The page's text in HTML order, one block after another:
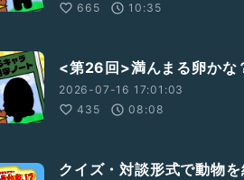
665
10:35
<第26回>満んまる卵かな
2026-07-16 17:01:03
435
08:08
クイズ・対談形式で動物